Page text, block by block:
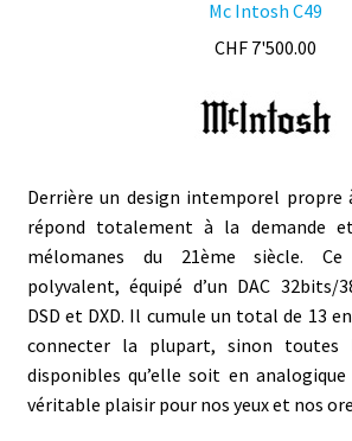
Mc Intosh C49
CHF 7'500.00
Derrière un design intemporel propre
répond totalement à la demande
mélomanes du 21ème siècle. Ce
polyvalent, équipé d’un DAC 32bits/
DSD et DXD. Il cumule un total de 13
connecter la plupart, sinon toutes
disponibles qu’elle soit en
véritable plaisir pour nos yeux et nos